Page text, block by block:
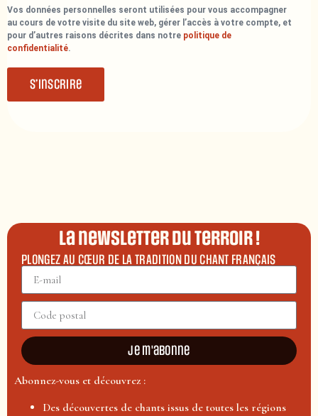
Vos données personnelles seront utilisées pour vous accompagner
au cours de votre visite du site web, gérer l’accès à votre compte, et
pour d’autres raisons décrites dans notre politique de
confidentialité.
S’inscrire
La newsletter du terroir !
PLONGEZ AU CŒUR DE LA TRADITION DU CHANT FRANÇAIS
Je m'abonne
Abonnez-vous et découvrez :
Des découvertes de chants issus de toutes les régions